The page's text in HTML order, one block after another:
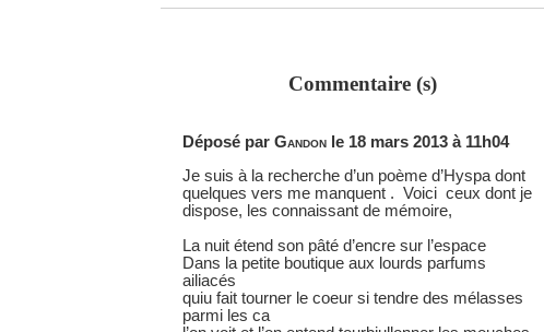
Commentaire (s)
Déposé par Gandon le 18 mars 2013 à 11h04
Je suis à la recherche d’un poème d’Hyspa dont
quelques vers me manquent . Voici ceux dont je
dispose, les connaissant de mémoire,
La nuit étend son pâté d’encre sur l’espace
Dans la petite boutique aux lourds parfums
ailiacés
quiu fait tourner le coeur si tendre des mélasses
parmi les ca